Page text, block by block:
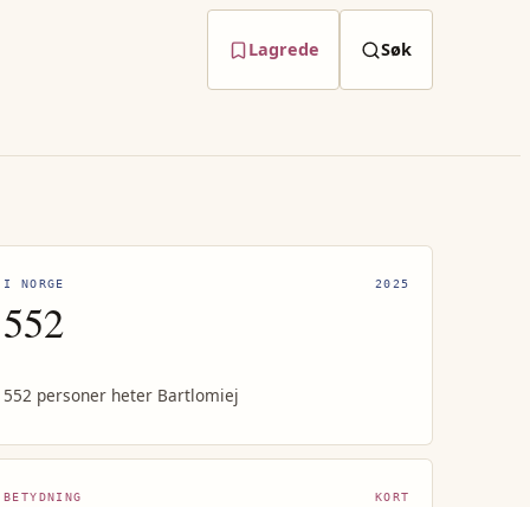
Lagrede Søk
I NORGE 2025
552
552 personer heter Bartlomiej
BETYDNING KORT